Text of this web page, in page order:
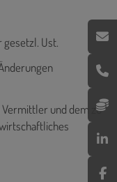
gesetzl. Ust.
Vermittler und dem zu